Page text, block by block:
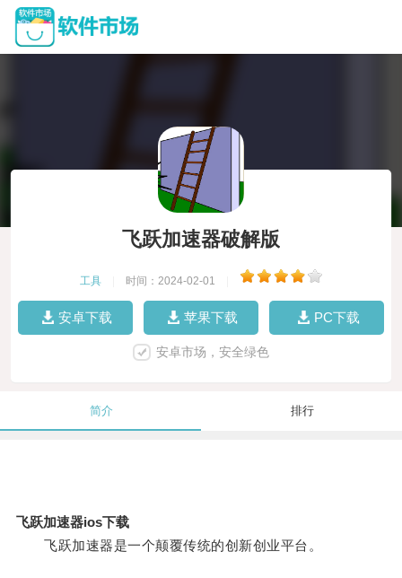
飞跃加速器破解版
工具 时间：2024-02-01
安卓下载 苹果下载 PC下载
安卓市场，安全绿色
简介 排行
飞跃加速器ios下载
飞跃加速器是一个颠覆传统的创新创业平台。